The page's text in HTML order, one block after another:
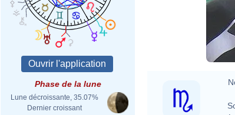
Phase de la lune
Lune décroissante, 35.07%
Dernier croissant